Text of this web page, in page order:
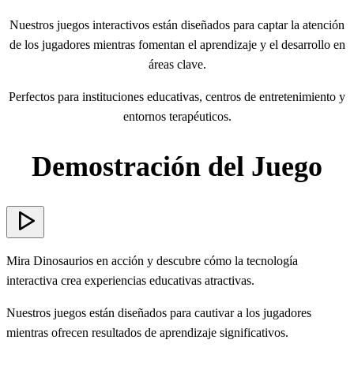
Nuestros juegos interactivos están diseñados para captar la atención
de los jugadores mientras fomentan el aprendizaje y el desarrollo en
áreas clave.
Perfectos para instituciones educativas, centros de entretenimiento y
entornos terapéuticos.
Demostración del Juego
Mira Dinosaurios en acción y descubre cómo la tecnología
interactiva crea experiencias educativas atractivas.
Nuestros juegos están diseñados para cautivar a los jugadores
mientras ofrecen resultados de aprendizaje significativos.